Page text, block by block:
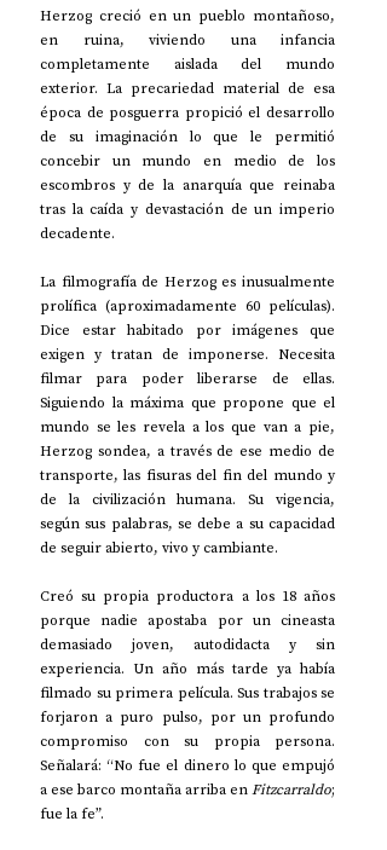
Herzog creció en un pueblo montañoso,
en ruina, viviendo una infancia
completamente aislada del mundo
exterior. La precariedad material de esa
época de posguerra propició el desarrollo
de su imaginación lo que le permitió
concebir un mundo en medio de los
escombros y de la anarquía que reinaba
tras la caída y devastación de un imperio
decadente.
La filmografía de Herzog es inusualmente
prolífica (aproximadamente 60 películas).
Dice estar habitado por imágenes que
exigen y tratan de imponerse. Necesita
filmar para poder liberarse de ellas.
Siguiendo la máxima que propone que el
mundo se les revela a los que van a pie,
Herzog sondea, a través de ese medio de
transporte, las fisuras del fin del mundo y
de la civilización humana. Su vigencia,
según sus palabras, se debe a su capacidad
de seguir abierto, vivo y cambiante.
Creó su propia productora a los 18 años
porque nadie apostaba por un cineasta
demasiado joven, autodidacta y sin
experiencia. Un año más tarde ya había
filmado su primera película. Sus trabajos se
forjaron a puro pulso, por un profundo
compromiso con su propia persona.
Señalará: “No fue el dinero lo que empujó
a ese barco montaña arriba en Fitzcarraldo;
fue la fe”.